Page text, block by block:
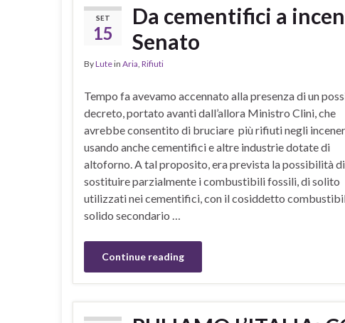
SET
15
Da cementifici a
Senato
ByLutein Aria, Rifiuti
Tempo fa avevamo accennato alla presenza di un
decreto, portato avanti dall’allora Ministro Clini, che
avrebbe consentito di bruciare più rifiuti negli
usando anche cementifici e altre industrie dotate di
altoforno. A tal proposito, era prevista la possibilità di
sostituire parzialmente i combustibili fossili, di solito
utilizzati nei cementifici, con il cosiddetto
solido secondario …
Continue reading